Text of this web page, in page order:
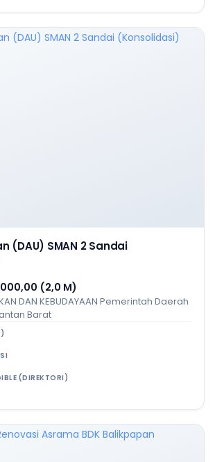
(DAU) SMAN 2 Sandai
(2,0 M)
DAN KEBUDAYAAN Pemerintah Daerah
Barat
(DIREKTORI)